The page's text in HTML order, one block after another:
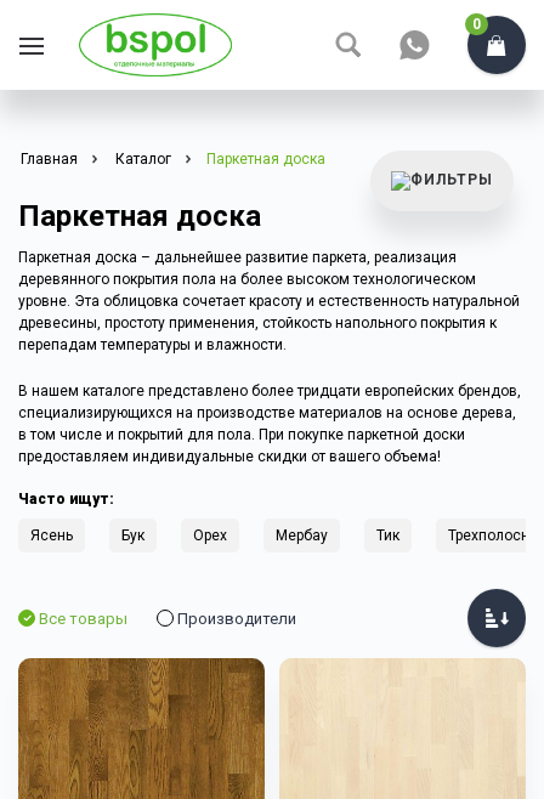
0
Главная Каталог Паркетная доска
Паркетная доска
Паркетная доска – дальнейшее развитие паркета, реализация
деревянного покрытия пола на более высоком технологическом
уровне. Эта облицовка сочетает красоту и естественность натуральной
древесины, простоту применения, стойкость напольного покрытия к
перепадам температуры и влажности.
В нашем каталоге представлено более тридцати европейских брендов,
специализирующихся на производстве материалов на основе дерева,
в том числе и покрытий для пола. При покупке паркетной доски
предоставляем индивидуальные скидки от вашего объема!
Часто ищут:
Ясень Бук Орех Мербау Тик
Все товары Производители